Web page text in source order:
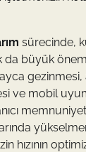
sürecinde,
büyük önem
gezinmesi,
ve mobil
hızının